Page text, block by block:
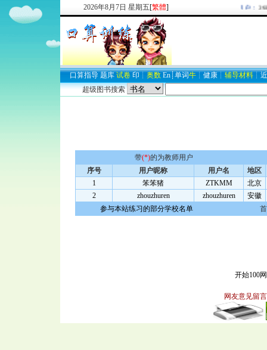
2026年8月 7日 星期五[繁體] 欢迎新注册用户：
口算指导 题库 试卷 印 ┊ 奥数 En ┊ 单词牛 ┊ 健康 ┊ 辅导材料 ┊
超级图书搜索
带(*)的为教师用户
序号
用户昵称 用户名
地区
1
笨笨猪 ZTKMM
北京
2
zhouzhuren zhouzhuren
安徽
参与本站练习的部分学校名单
开始100
网友意见留